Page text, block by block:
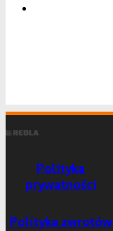
Polityka
prywatności
Polityka zwrotów